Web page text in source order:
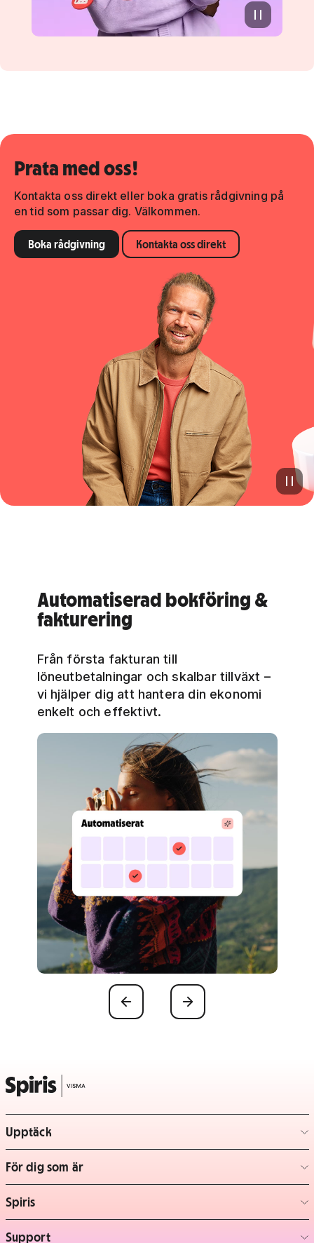
Prata med oss!
Kontakta oss direkt eller boka gratis rådgivning på
en tid som passar dig. Välkommen.
Boka rådgivning Kontakta oss direkt
Automatiserad bokföring &
fakturering
Från första fakturan till
löneutbetalningar och skalbar tillväxt –
vi hjälper dig att hantera din ekonomi
enkelt och effektivt.
Föregående Nästa
Upptäck
– klicka för att expandera lista
För dig som är
– klicka för att expandera lista
Spiris
– klicka för att expandera lista
Support